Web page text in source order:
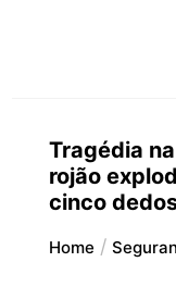
Tragédia
rojão
cinco
Home